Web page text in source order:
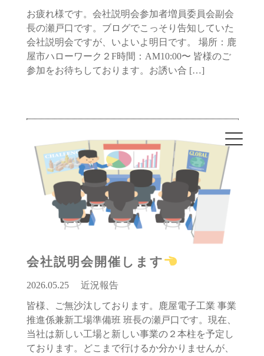
お疲れ様です。会社説明会参加者増員委員会副会
長の瀬戸口です。ブログでこっそり告知していた
会社説明会ですが、いよいよ明日です。 場所：鹿
屋市ハローワーク２F時間：AM10:00〜 皆様のご
参加をお待ちしております。お誘い合 […]
会社説明会開催します
2026.05.25 近況報告
皆様、ご無沙汰しております。鹿屋電子工業 事業
推進係兼新工場準備班 班長の瀬戸口です。現在、
当社は新しい工場と新しい事業の２本柱を予定し
ております。どこまで行けるか分かりませんが、